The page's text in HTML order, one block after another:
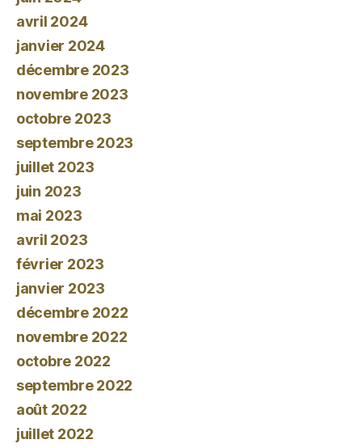
avril 2024
janvier 2024
décembre 2023
novembre 2023
octobre 2023
septembre 2023
juillet 2023
juin 2023
mai 2023
avril 2023
février 2023
janvier 2023
décembre 2022
novembre 2022
octobre 2022
septembre 2022
août 2022
juillet 2022